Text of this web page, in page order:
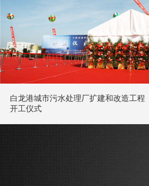
白龙港城市污水处理厂扩建和改造工程
开工仪式